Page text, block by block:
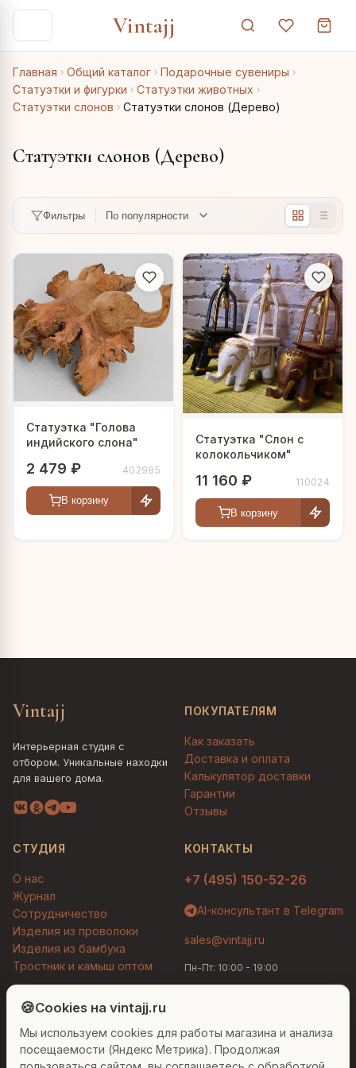
Vintajj
Главная Общий каталог
Подарочные сувениры
Статуэтки и фигурки
Статуэтки животных
Статуэтки слонов
Статуэтки слонов (Дерево)
Статуэтки слонов (Дерево)
Фильтры
Статуэтка "Голова
индийского слона"
2 479 ₽ 402985
В корзину
Статуэтка "Слон с
колокольчиком"
11 160 ₽ 110024
В корзину
Vintajj
Интерьерная студия с
отбором. Уникальные находки
для вашего дома.
ПОКУПАТЕЛЯМ
Как заказать
Доставка и оплата
Калькулятор доставки
Гарантии
Отзывы
СТУДИЯ
О нас
Журнал
Сотрудничество
Изделия из проволоки
Изделия из бамбука
Тростник и камыш оптом
КОНТАКТЫ
+7 (495) 150-52-26
AI-консультант в Telegram
sales@vintajj.ru
Пн-Пт: 10:00 - 19:00
© 2026 Vintajj. Все права защищены.
Договор оферты
Политика конфиденциальности
Согласие на обработку ПДн
Настройки cookies
🍪Cookies на vintajj.ru
Мы используем cookies для работы магазина и анализа
посещаемости (Яндекс Метрика). Продолжая
Людмила
Привет! Я Людмила, ваш персональный
консультант по декору. Чем могу помочь?